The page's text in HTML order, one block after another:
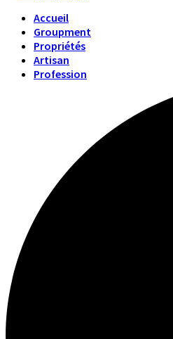
Accueil
Groupment
Propriétés
Artisan
Profession